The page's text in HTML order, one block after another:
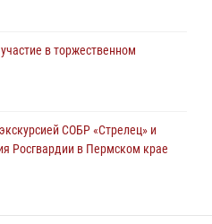
в торжественном
СОБР «Стрелец» и
Росгвардии в Пермском крае